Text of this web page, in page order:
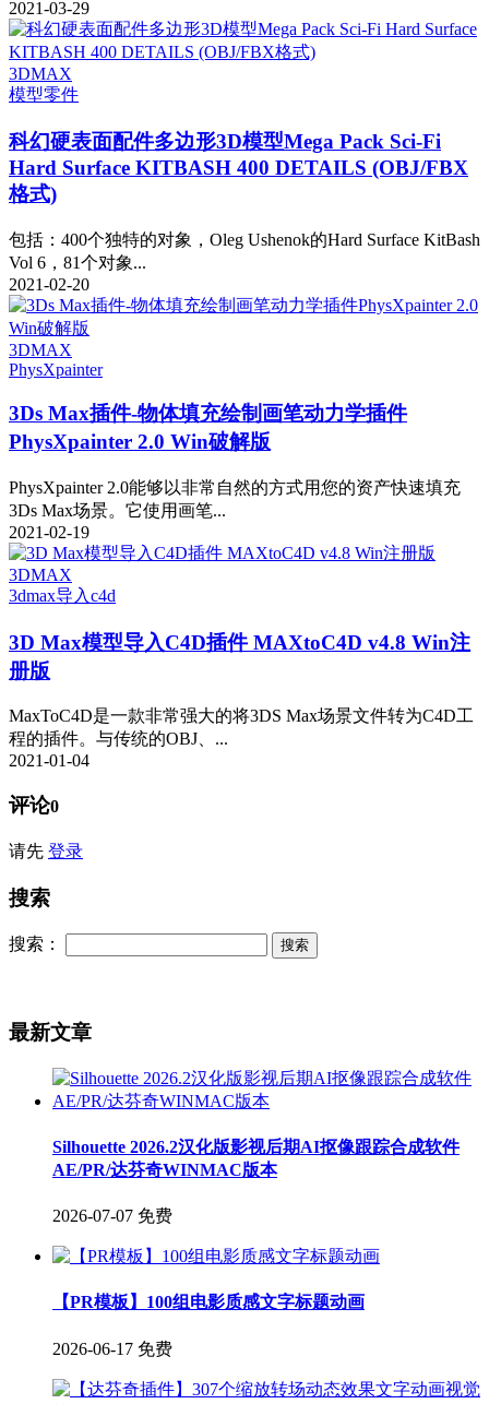
2021-03-29
3DMAX
模型零件
科幻硬表面配件多边形3D模型Mega Pack Sci-Fi
Hard Surface KITBASH 400 DETAILS (OBJ/FBX
格式)
包括：400个独特的对象，Oleg Ushenok的Hard Surface KitBash
Vol 6，81个对象...
2021-02-20
3DMAX
PhysXpainter
3Ds Max插件-物体填充绘制画笔动力学插件
PhysXpainter 2.0 Win破解版
PhysXpainter 2.0能够以非常自然的方式用您的资产快速填充
3Ds Max场景。它使用画笔...
2021-02-19
3DMAX
3dmax导入c4d
3D Max模型导入C4D插件 MAXtoC4D v4.8 Win注
册版
MaxToC4D是一款非常强大的将3DS Max场景文件转为C4D工
程的插件。与传统的OBJ、...
2021-01-04
评论0
请先 登录
搜索
搜索：
最新文章
Silhouette 2026.2汉化版影视后期AI抠像跟踪合成软件
AE/PR/达芬奇WINMAC版本
2026-07-07 免费
【PR模板】100组电影质感文字标题动画
2026-06-17 免费